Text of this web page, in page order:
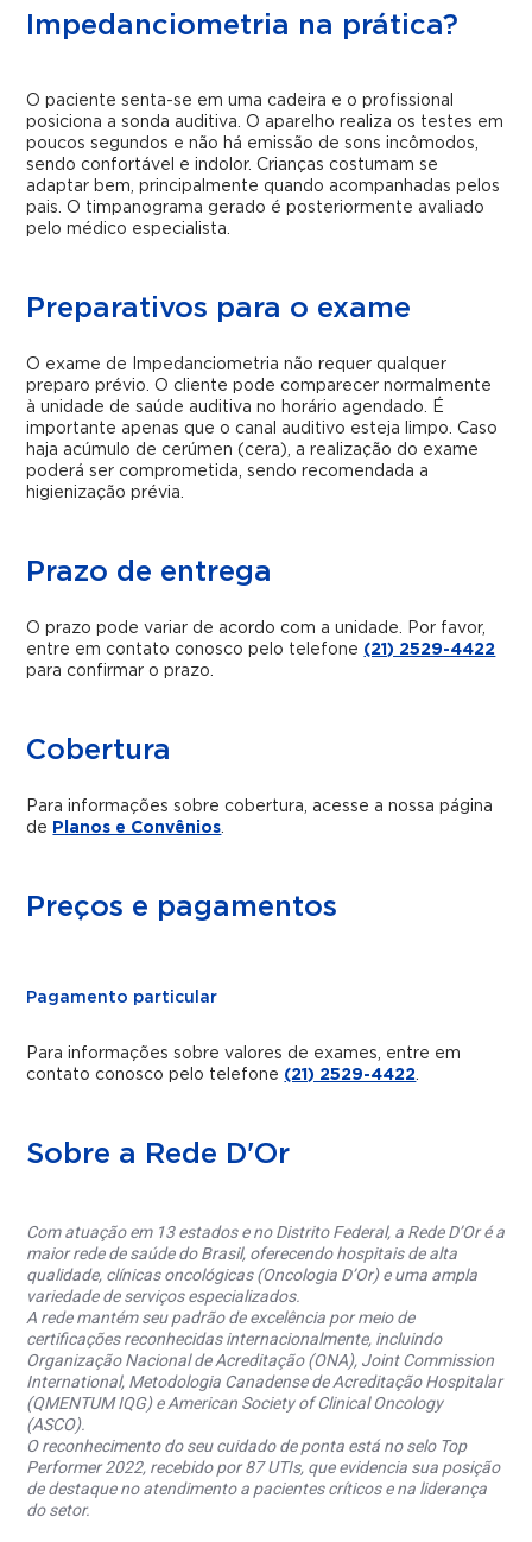
Impedanciometria na prática?
O paciente senta-se em uma cadeira e o profissional
posiciona a sonda auditiva. O aparelho realiza os testes em
poucos segundos e não há emissão de sons incômodos,
sendo confortável e indolor. Crianças costumam se
adaptar bem, principalmente quando acompanhadas pelos
pais. O timpanograma gerado é posteriormente avaliado
pelo médico especialista.
Preparativos para o exame
O exame de Impedanciometria não requer qualquer
preparo prévio. O cliente pode comparecer normalmente
à unidade de saúde auditiva no horário agendado. É
importante apenas que o canal auditivo esteja limpo. Caso
haja acúmulo de cerúmen (cera), a realização do exame
poderá ser comprometida, sendo recomendada a
higienização prévia.
Prazo de entrega
O prazo pode variar de acordo com a unidade. Por favor,
entre em contato conosco pelo telefone (21) 2529-4422
para confirmar o prazo.
Cobertura
Para informações sobre cobertura, acesse a nossa página
de Planos e Convênios.
Preços e pagamentos
Pagamento particular
Para informações sobre valores de exames, entre em
contato conosco pelo telefone (21) 2529-4422.
Sobre a Rede D'Or
Com atuação em 13 estados e no Distrito Federal, a Rede D’Or é a
maior rede de saúde do Brasil, oferecendo hospitais de alta
qualidade, clínicas oncológicas (Oncologia D’Or) e uma ampla
variedade de serviços especializados.
A rede mantém seu padrão de excelência por meio de
certificações reconhecidas internacionalmente, incluindo
Organização Nacional de Acreditação (ONA), Joint Commission
International, Metodologia Canadense de Acreditação Hospitalar
(QMENTUM IQG) e American Society of Clinical Oncology
(ASCO).
O reconhecimento do seu cuidado de ponta está no selo Top
Performer 2022, recebido por 87 UTIs, que evidencia sua posição
de destaque no atendimento a pacientes críticos e na liderança
do setor.